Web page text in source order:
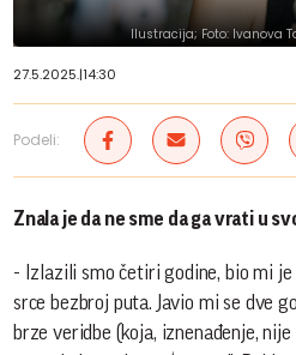
Ilustracija; Foto: Ivanova
27.5.2025.|14:30
Podeli:
Znala je da ne sme da ga vrati u
- Izlazili smo četiri godine, bio mi
srce bezbroj puta. Javio mi se dve
brze veridbe (koja, iznenađenje,